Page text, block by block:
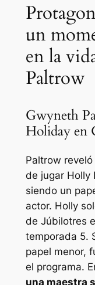
un
en la
Paltrow
Gwyneth
Holiday en
Paltrow
de jugar Holly
siendo un
actor. Holly
de Júbilotres
temporada 5.
papel menor,
el programa.
una maestra